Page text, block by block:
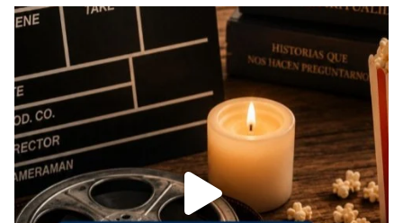
Recupera l'entrevista comp
Vatican
tican News 👇
www.vaticannews.va/es/iglesia/news/2026-
07/carmina-historia-depresion-papa-viaje-
espana-testimoni...
Foto
View on Facebook · Share